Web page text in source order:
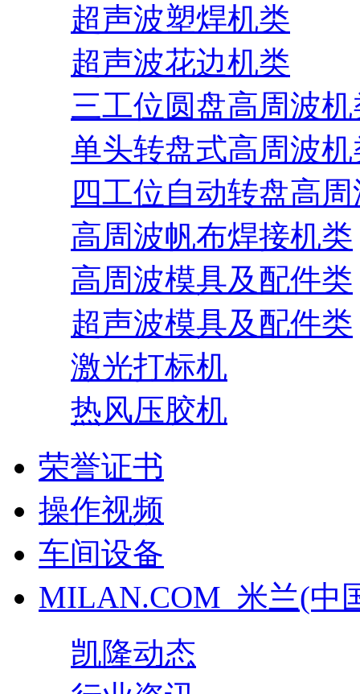
超声波塑焊机类
超声波花边机类
三工位圆盘高周波机
单头转盘式高周波机
四工位自动转盘高
高周波帆布焊接机类
高周波模具及配件类
超声波模具及配件类
激光打标机
热风压胶机
荣誉证书
操作视频
车间设备
MILAN.COM_米兰(中
凯隆动态